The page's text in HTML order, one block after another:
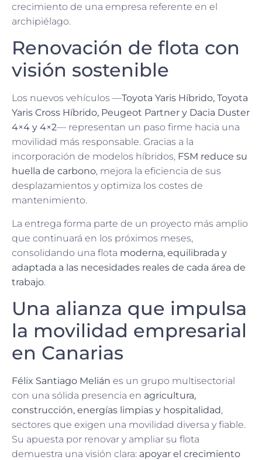
crecimiento de una empresa referente en el
archipiélago.
Renovación de flota con
visión sostenible
Los nuevos vehículos —Toyota Yaris Híbrido, Toyota
Yaris Cross Híbrido, Peugeot Partner y Dacia Duster
4×4 y 4×2— representan un paso firme hacia una
movilidad más responsable. Gracias a la
incorporación de modelos híbridos, FSM reduce su
huella de carbono, mejora la eficiencia de sus
desplazamientos y optimiza los costes de
mantenimiento.
La entrega forma parte de un proyecto más amplio
que continuará en los próximos meses,
consolidando una flota moderna, equilibrada y
adaptada a las necesidades reales de cada área de
trabajo.
Una alianza que impulsa
la movilidad empresarial
en Canarias
Félix Santiago Melián es un grupo multisectorial
con una sólida presencia en agricultura,
construcción, energías limpias y hospitalidad,
sectores que exigen una movilidad diversa y fiable.
Su apuesta por renovar y ampliar su flota
demuestra una visión clara: apoyar el crecimiento